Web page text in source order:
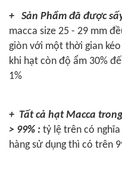
+ Sản Phẩm đã được
macca size 25 - 29 mm
giòn với một thời gian
khi hạt còn độ ẩm 30%
1%
+ Tất cả hạt Macca
> 99% : tỷ lệ trên có
hàng sử dụng thì có trên